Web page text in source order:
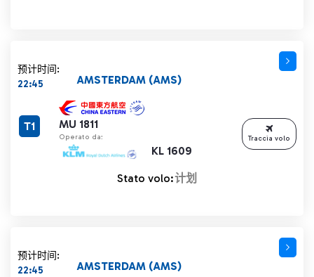
预计时间:
22:45
MU 1811
Operato da:
KL 1609
AMSTERDAM (AMS)
T1
Stato volo:计划
Traccia volo
预计时间:
22:45
AMSTERDAM (AMS)